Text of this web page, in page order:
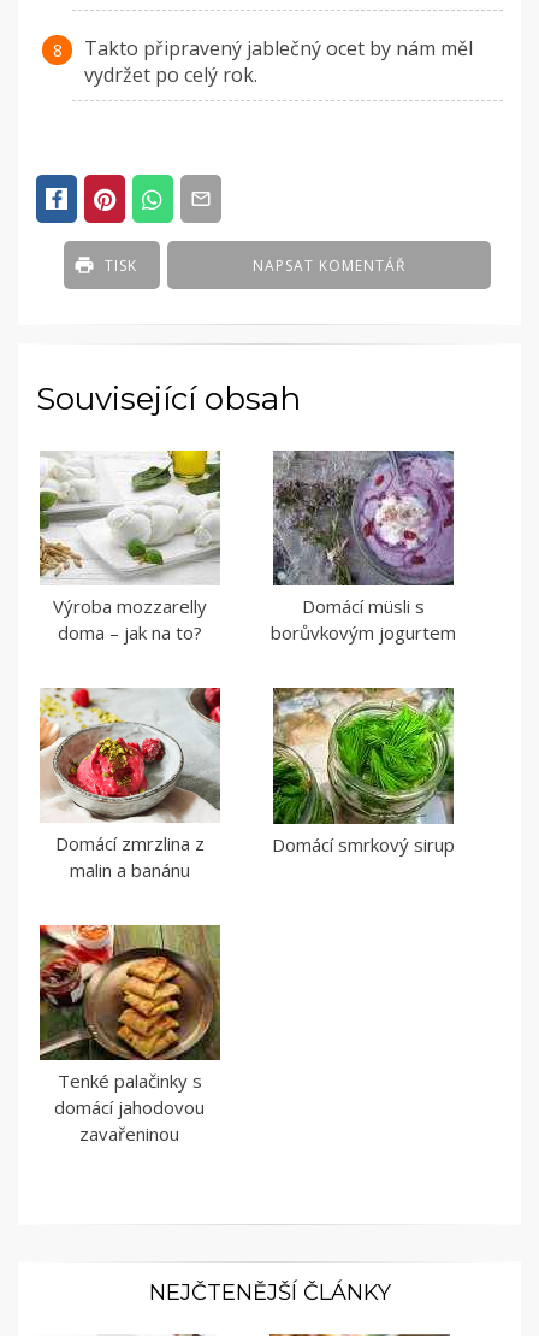
Takto připravený jablečný ocet by nám měl
vydržet po celý rok.
NAPSAT KOMENTÁŘ
TISK
Související obsah
Výroba mozzarelly
doma – jak na to?
Domácí müsli s
borůvkovým jogurtem
Domácí zmrzlina z
malin a banánu
Domácí smrkový sirup
Tenké palačinky s
domácí jahodovou
zavařeninou
NEJČTENĚJŠÍ ČLÁNKY